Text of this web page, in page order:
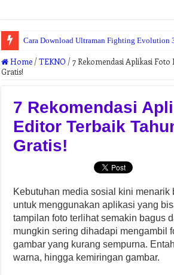
Cara Download Ultraman Fighting Evolution
Home /TEKNO /7 Rekomendasi Aplikasi
Gratis!
7 Rekomendasi
Editor Terbaik
Gratis!
Kebutuhan media sosial kini menarik
untuk menggunakan aplikasi yang
tampilan foto terlihat semakin bagus
mungkin sering dihadapi mengambil
gambar yang kurang sempurna.
warna, hingga kemiringan gambar.